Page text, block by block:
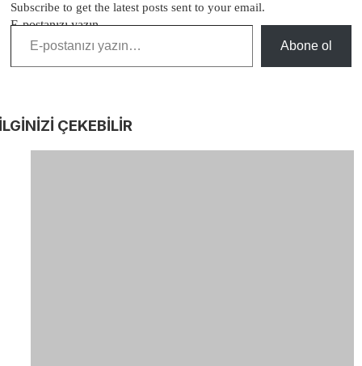
Subscribe to get the latest posts sent to your email.
E-postanızı yazın…
Abone ol
ÇEKEBİLİR